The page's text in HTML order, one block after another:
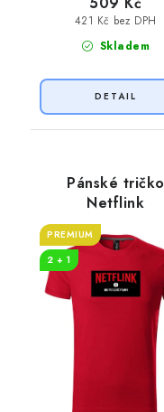
Skladem
421 Kč bez DPH
Pánské tričko
Netflink
PREMIUM
2 + 1